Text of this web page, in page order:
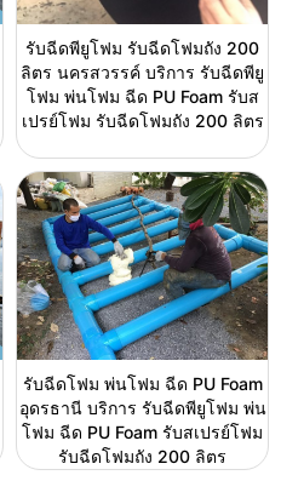
รับฉีดพียูโฟม รับฉีดโฟมถัง 200
ลิตร นครสวรรค์ บริการ รับฉีดพียู
โฟม พ่นโฟม ฉีด PU Foam รับส
เปรย์โฟม รับฉีดโฟมถัง 200 ลิตร
รับฉีดโฟม พ่นโฟม ฉีด PU Foam
อุดรธานี บริการ รับฉีดพียูโฟม พ่น
โฟม ฉีด PU Foam รับสเปรย์โฟม
รับฉีดโฟมถัง 200 ลิตร